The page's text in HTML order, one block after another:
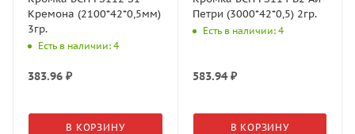
Кремона (2100*42*0,5мм)
3гр.
Есть в наличии: 4
383.96 ₽
В КОРЗИНУ
Петри (3000*42*0,5) 2гр.
Есть в наличии: 4
583.94₽
В КОРЗИНУ